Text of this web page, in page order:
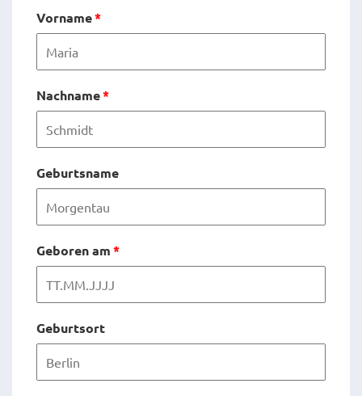
Vorname*
Nachname*
Geburtsname
Geboren am*
Geburtsort